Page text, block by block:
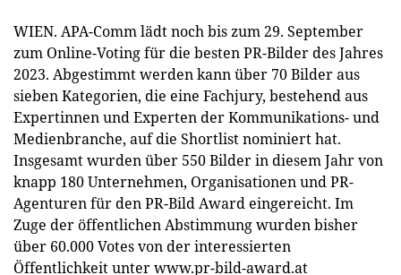
WIEN. APA-Comm lädt noch bis zum 29. September
zum Online-Voting für die besten PR-Bilder des Jahres
2023. Abgestimmt werden kann über 70 Bilder aus
sieben Kategorien, die eine Fachjury, bestehend aus
Expertinnen und Experten der Kommunikations- und
Medienbranche, auf die Shortlist nominiert hat.
Insgesamt wurden über 550 Bilder in diesem Jahr von
knapp 180 Unternehmen, Organisationen und PR-
Agenturen für den PR-Bild Award eingereicht. Im
Zuge der öffentlichen Abstimmung wurden bisher
über 60.000 Votes von der interessierten
Öffentlichkeit unter www.pr-bild-award.at